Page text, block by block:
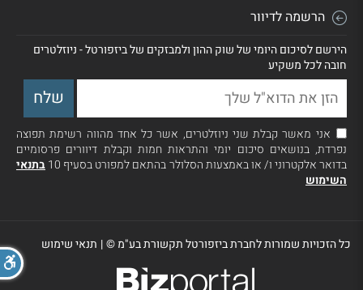
הרשמה לדיוור
הירשם לסיכום היומי של שוק ההון ולמבזקים של ביזפורטל - ניוזלטרים
חובה לכל משקיע
אני מאשר קבלת שני ניוזלטרים, אשר כל אחד מהווה רשימת תפוצה
נפרדת, בנושאים סיכום יומי והתראות חמות וקבלת דיוורים פרסומיים
בדואר אלקטרוני ו/ או באמצעות הסלולר בהתאם למפורט בסעיף 10
בתנאי
השימוש
כל הזכויות שמורות לחברת ביזפורטל תקשורת בע"מ ©| תנאי שימוש